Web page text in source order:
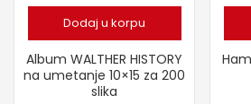
Dodaj u korpu
Album WALTHER HISTORY
na umetanje 10×15 za 200
slika